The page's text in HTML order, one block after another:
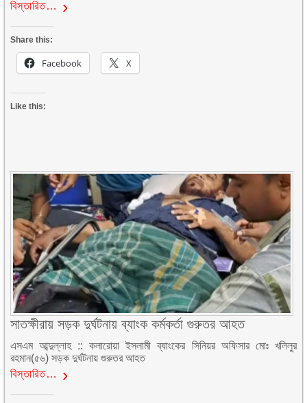
বিস্তারিত…
Share this:
Facebook X
Like this:
সাতক্ষীরায় সড়ক দুর্ঘটনায় ব্যাংক কর্মকর্তা গুরুতর আহত
এসএম আব্দুল্লাহ :: কলারোয়া ইসলামী ব্যাংকের সিনিয়র অফিসার মোঃ খলিলুর
রহমান(৫৬) সড়ক দুর্ঘটনায় গুরুতর আহত
বিস্তারিত…